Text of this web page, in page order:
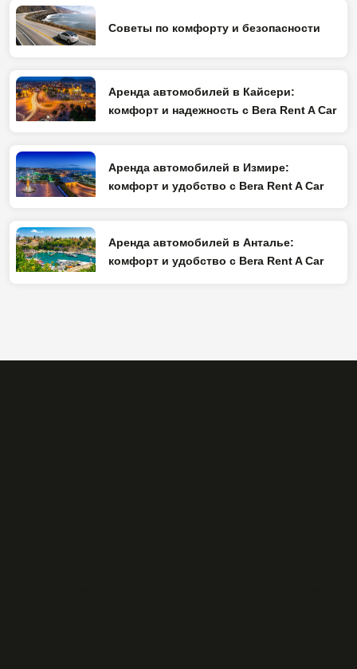
Советы по комфорту и безопасности
Аренда автомобилей в Кайсери:
комфорт и надежность с Bera Rent A Car
Аренда автомобилей в Измире:
комфорт и удобство с Bera Rent A Car
Аренда автомобилей в Анталье:
комфорт и удобство с Bera Rent A Car